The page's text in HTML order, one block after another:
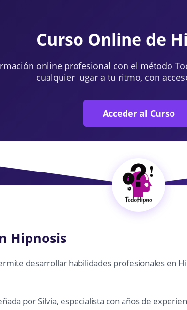
Curso Online de
online profesional con el método
cualquier lugar a tu ritmo, con
Acceder al Curso
Hipnosis
desarrollar habilidades profesionales en
por Silvia, especialista con años de